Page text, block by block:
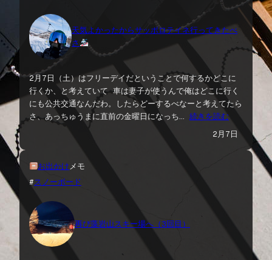
天気よかったからサッポロテイネ行ってきたべ
さ
2月7日（土）はフリーデイだということで何するかどこに
行くか、と考えていて 車は妻子が使うんで俺はどこに行く
にも公共交通なんだわ。したらどーするべなーと考えてたら
さ、あっちゅうまに直前の金曜日になっち… 続きを読む
2月7日
お出かけ メモ
#スノーボード
再び藻岩山スキー場へ（3回目）